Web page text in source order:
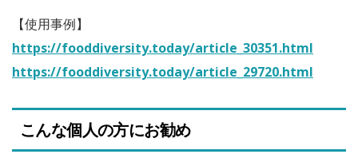
【使用事例】
https://fooddiversity.today/article_30351.html
https://fooddiversity.today/article_29720.html
こんな個人の方にお勧め